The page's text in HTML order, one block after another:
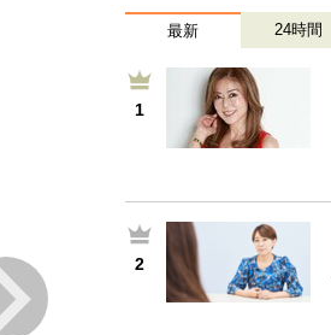
最新 24時間
1
2